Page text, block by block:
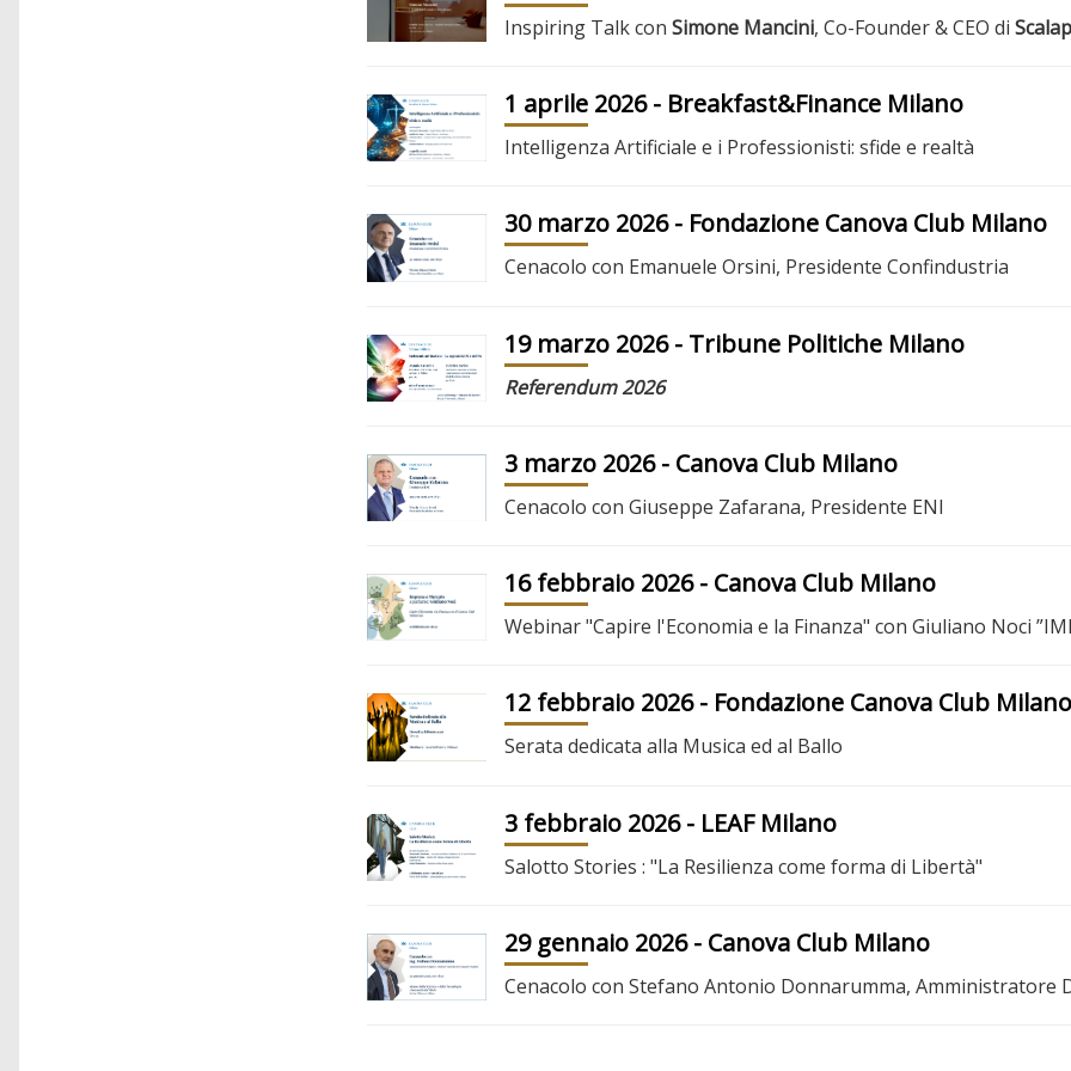
Inspiring Talk conSimone Mancini, Co-Founder & CEO di
1 aprile 2026- Breakfast&Finance Milano
Intelligenza Artificiale e i Professionisti: sfide e realtà
30 marzo 2026- Fondazione Canova Club Milano
Cenacolo con Emanuele Orsini, Presidente Confindustria
19 marzo 2026- Tribune Politiche Milano
Referendum 2026
3 marzo 2026- Canova Club Milano
Cenacolo con Giuseppe Zafarana, Presidente ENI
16 febbraio 2026- Canova Club Milano
Webinar "Capire l'Economia e la Finanza" con Giuliano Noci
12 febbraio 2026- Fondazione Canova Club Milano
Serata dedicata alla Musica ed al Ballo
3 febbraio 2026- LEAF Milano
Salotto Stories : "La Resilienza come forma di Libertà"
29 gennaio 2026- Canova Club Milano
Cenacolo con Stefano Antonio Donnarumma, Amministratore